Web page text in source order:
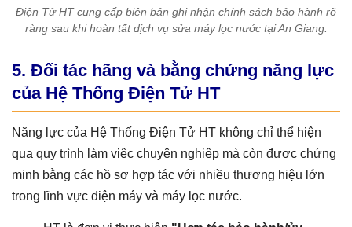
Điện Tử HT cung cấp biên bản ghi nhận chính sách bảo hành rõ
ràng sau khi hoàn tất dịch vụ sửa máy lọc nước tại An Giang.
5. Đối tác hãng và bằng chứng năng lực
của Hệ Thống Điện Tử HT
Năng lực của Hệ Thống Điện Tử HT không chỉ thể hiện
qua quy trình làm việc chuyên nghiệp mà còn được chứng
minh bằng các hồ sơ hợp tác với nhiều thương hiệu lớn
trong lĩnh vực điện máy và máy lọc nước.